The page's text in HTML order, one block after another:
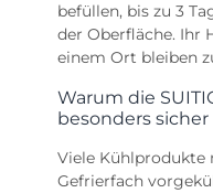
befüllen, bis zu 3
der Oberfläche. Ihr
einem Ort bleiben
Warum die
besonders sicher
Viele Kühlprodukte
Gefrierfach